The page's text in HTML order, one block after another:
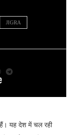
JIGRA
यह देश में चल रही